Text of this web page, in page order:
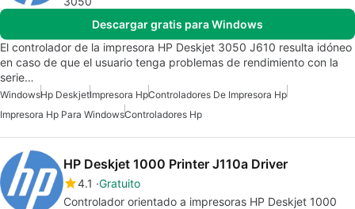
Descargar gratis para Windows
El controlador de la impresora HP Deskjet 3050 J610 resulta idóneo
en caso de que el usuario tenga problemas de rendimiento con la
serie…
WindowsHp DeskjetImpresora HpControladores De Impresora Hp
Impresora Hp Para WindowsControladores Hp
HP Deskjet 1000 Printer J110a Driver
4.1 Gratuito
Controlador orientado a impresoras HP Deskjet 1000